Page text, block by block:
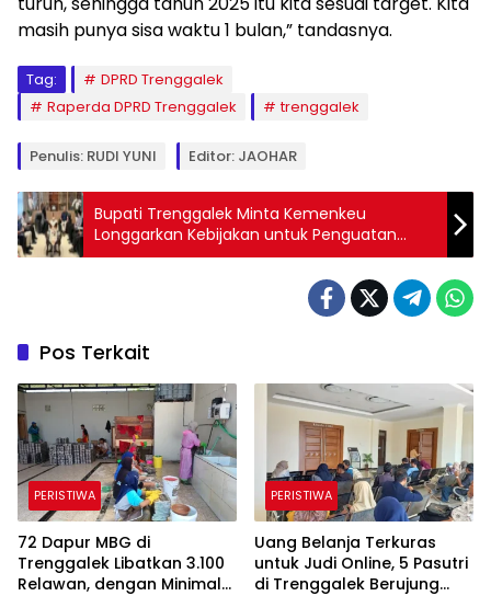
masih punya sisa waktu 1 bulan,” tandasnya.
Tag:
DPRD Trenggalek
Raperda DPRD Trenggalek
trenggalek
Penulis: RUDI YUNI Editor: JAOHAR
Bupati Trenggalek Minta Kemenkeu
Longgarkan Kebijakan untuk Penguatan
Ekonomi Daerah
Pos Terkait
PERISTIWA
72 Dapur MBG di
Trenggalek Libatkan 3.100
Relawan, dengan Minimal
PERISTIWA
Uang Belanja Terkuras
untuk Judi Online, 5 Pasutri
di Trenggalek Berujung